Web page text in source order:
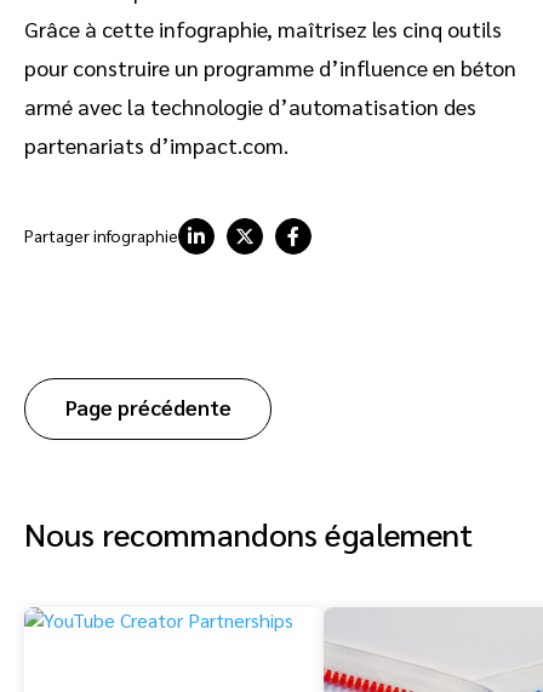
Grâce à cette infographie, maîtrisez les cinq outils
pour construire un programme d’influence en béton
armé avec la technologie d’automatisation des
partenariats d’impact.com.
Partager infographie
Page précédente
Nous recommandons également